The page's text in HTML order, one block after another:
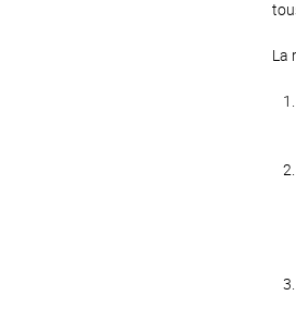
La